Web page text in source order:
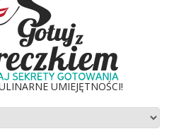
UMIEJĘTNOŚCI!